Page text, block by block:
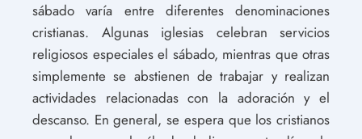
sábado varía entre diferentes denominaciones
cristianas. Algunas iglesias celebran servicios
religiosos especiales el sábado, mientras que otras
simplemente se abstienen de trabajar y realizan
actividades relacionadas con la adoración y el
descanso. En general, se espera que los cristianos